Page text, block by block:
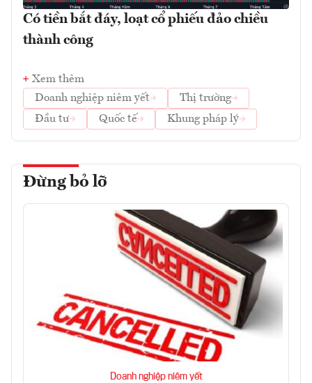
Có tiền bắt đáy, loạt cổ phiếu đảo chiều
thành công
Xem thêm
Doanh nghiệp niêm yết
Thị trường
Đầu tư
Quốc tế Khung pháp lý
Đừng bỏ lỡ
Doanh nghiệp niêm yết